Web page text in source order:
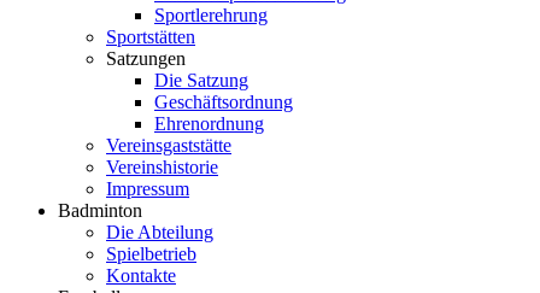
Sportlerehrung
Sportstätten
Satzungen
Die Satzung
Geschäftsordnung
Ehrenordnung
Vereinsgaststätte
Vereinshistorie
Impressum
Badminton
Die Abteilung
Spielbetrieb
Kontakte